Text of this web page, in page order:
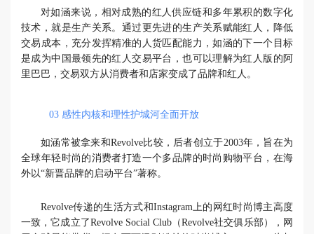
对如涵来说，相对成熟的红人供应链和多年累积的数字化
技术，就是生产关系。通过更先进的生产关系赋能红人，降低
交易成本，充分发挥精准的人货匹配能力，如涵的下一个目标
是成为中国最领先的红人交易平台，也可以理解为红人版的阿
里巴巴，交易双方从消费者和店家变成了品牌和红人。
03 感性内核和理性护城河全面开放
如涵常被拿来和Revolve比较，后者创立于2003年，旨在为
全球年轻时尚的消费者打造一个多品牌的时尚购物平台，在海
外以“新晋品牌的启动平台”著称。
Revolve传递的生活方式和Instagram上的网红时尚博主高度
一致，它成立了Revolve Social Club（Revolve社交俱乐部），网